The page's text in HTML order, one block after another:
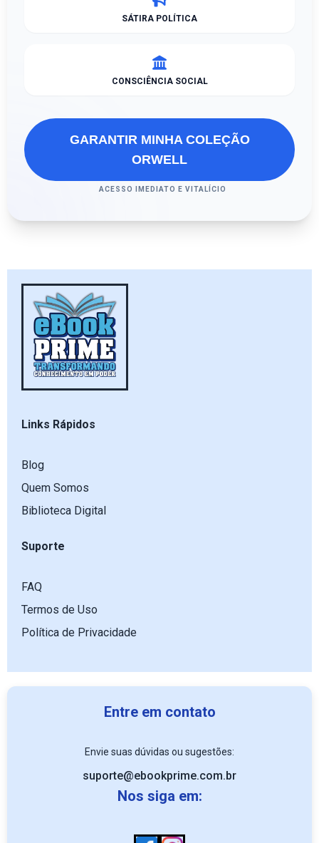
SÁTIRA POLÍTICA
CONSCIÊNCIA SOCIAL
GARANTIR MINHA COLEÇÃO
ORWELL
ACESSO IMEDIATO E VITALÍCIO
Links Rápidos
Blog
Quem Somos
Biblioteca Digital
Suporte
FAQ
Termos de Uso
Política de Privacidade
Entre em contato
Envie suas dúvidas ou sugestões:
suporte@ebookprime.com.br
Nos siga em: